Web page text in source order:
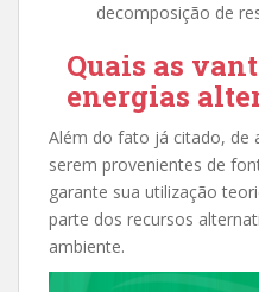
decomposição de
Quais as
energias
Além do fato já citado, de
serem provenientes de
garante sua utilização
parte dos recursos
ambiente.